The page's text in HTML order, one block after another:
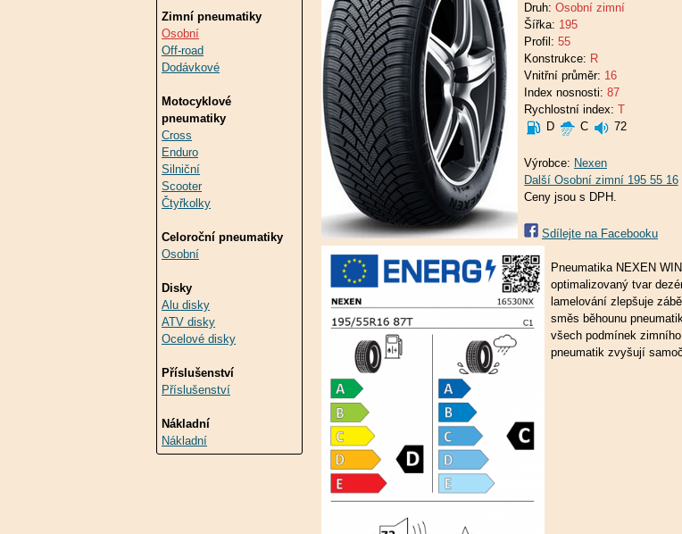
Zimní pneumatiky
Osobní
Off-road
Dodávkové
Motocyklové
pneumatiky
Cross
Enduro
Silniční
Scooter
Čtyřkolky
Celoroční pneumatiky
Osobní
Disky
Alu disky
ATV disky
Ocelové disky
Příslušenství
Příslušenství
Nákladní
Nákladní
Druh: Osobní zimní
Šířka: 195
Profil: 55
Konstrukce: R
Vnitřní průměr: 16
Index nosnosti: 87
Rychlostní index: T
D
C 72
Výrobce: Nexen
Ceny jsou s DPH.
Sdílejte na Facebooku
Pneumatika NEXEN
optimalizovaný tvar
lamelování zlepšuje
směs běhounu
všech podmínek
pneumatik zvyšují